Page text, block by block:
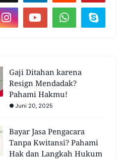
Gaji Ditahan karena
Resign Mendadak?
Pahami Hakmu!
Juni 20, 2025
Bayar Jasa Pengacara
Tanpa Kwitansi? Pahami
Hak dan Langkah Hukum